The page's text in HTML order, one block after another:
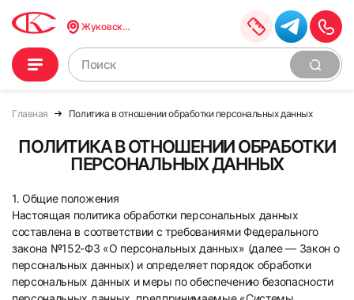
Жуковский
Главная Политика в отношении обработки персональных данных
ПОЛИТИКА В ОТНОШЕНИИ ОБРАБОТКИ
ПЕРСОНАЛЬНЫХ ДАННЫХ
1. Общие положения
Настоящая политика обработки персональных данных
составлена в соответствии с требованиями Федерального
закона №152-ФЗ «О персональных данных» (далее — Закон о
персональных данных) и определяет порядок обработки
персональных данных и меры по обеспечению безопасности